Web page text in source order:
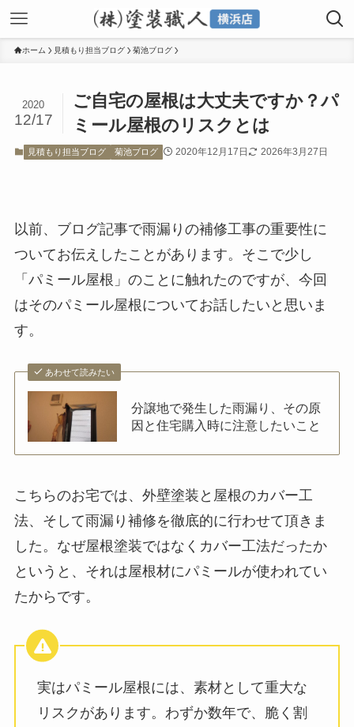
ホーム 見積もり担当ブログ 菊池ブログ
ご自宅の屋根は大丈夫ですか？パ
ミール屋根のリスクとは
2020
12/17
見積もり担当ブログ 菊池ブログ 2020年12月17日 2026年3月27日
以前、ブログ記事で雨漏りの補修工事の重要性に
ついてお伝えしたことがあります。そこで少し
「パミール屋根」のことに触れたのですが、今回
はそのパミール屋根についてお話したいと思いま
す。
あわせて読みたい
分譲地で発生した雨漏り、その原
因と住宅購入時に注意したいこと
こちらのお宅では、外壁塗装と屋根のカバー工
法、そして雨漏り補修を徹底的に行わせて頂きま
した。なぜ屋根塗装ではなくカバー工法だったか
というと、それは屋根材にパミールが使われてい
たからです。
実はパミール屋根には、素材として重大な
リスクがあります。わずか数年で、脆く割